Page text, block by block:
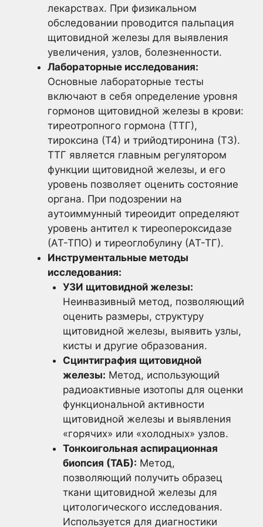
лекарствах. При физикальном
обследовании проводится пальпация
щитовидной железы для выявления
увеличения, узлов, болезненности.
Лабораторные исследования:
Основные лабораторные тесты
включают в себя определение уровня
гормонов щитовидной железы в крови:
тиреотропного гормона (ТТГ),
тироксина (Т4) и трийодтиронина (Т3).
ТТГ является главным регулятором
функции щитовидной железы, и его
уровень позволяет оценить состояние
органа. При подозрении на
аутоиммунный тиреоидит определяют
уровень антител к тиреопероксидазе
(АТ-ТПО) и тиреоглобулину (АТ-ТГ).
Инструментальные методы
исследования:
УЗИ щитовидной железы:
Неинвазивный метод, позволяющий
оценить размеры, структуру
щитовидной железы, выявить узлы,
кисты и другие образования.
Сцинтиграфия щитовидной
железы: Метод, использующий
радиоактивные изотопы для оценки
функциональной активности
щитовидной железы и выявления
«горячих» или «холодных» узлов.
Тонкоигольная аспирационная
биопсия (ТАБ): Метод,
позволяющий получить образец
ткани щитовидной железы для
цитологического исследования.
Используется для диагностики